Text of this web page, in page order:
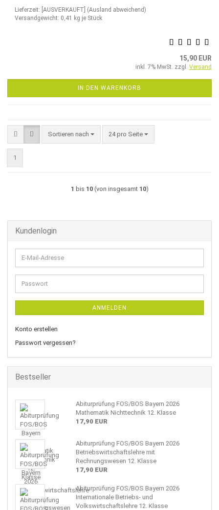
Lieferzeit: [AUSVERKAUFT] (Ausland abweichend)
Versandgewicht: 0,41 kg je Stück
15,90 EUR
inkl. 7% MwSt. zzgl. Versand
IN DEN WARENKORB
Sortieren nach
Sortieren nach 24 pro Seite
pro Seite
1
1 bis 10(von insgesamt 10)
Kundenlogin
E-
Mail-
Adresse
Passwort
ANMELDEN
Konto erstellen
Passwort vergessen?
Bestseller
Abiturprüfung FOS/BOS Bayern 2026
Mathematik Nichttechnik 12. Klasse
17,90 EUR
Abiturprüfung FOS/BOS Bayern 2026
Betriebswirtschaftslehre mit
Rechnungswesen 12. Klasse
17,90 EUR
Abiturprüfung FOS/BOS Bayern 2026
Internationale Betriebs- und
Volkswirtschaftslehre 12. Klasse